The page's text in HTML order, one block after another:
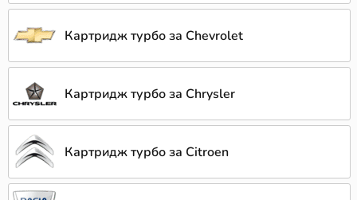
Картридж турбо за Chevrolet
Картридж турбо за Chrysler
Картридж турбо за Citroen